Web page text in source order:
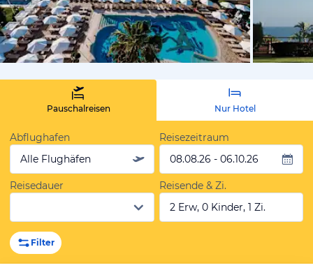
von
Pauschalreisen Nur Hotel
Abflughafen
Alle Flughäfen
Reisezeitraum
08.08.26 - 06.10.26
Reisedauer
Reisende & Zi.
2 Erw, 0 Kinder, 1 Zi.
Filter